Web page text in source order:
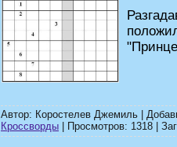
Автор: Коростелев Джемиль |
Кроссворды | Просмотров: 1318 |